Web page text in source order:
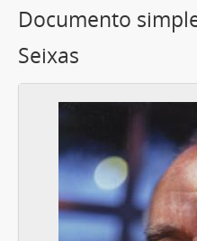
Documento
Seixas